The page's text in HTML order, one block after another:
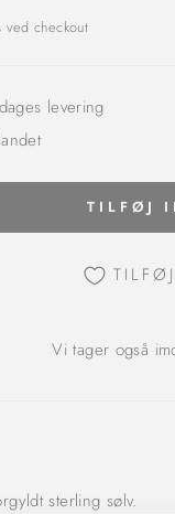
ved checkout
levering
TILFØJ
Vi tager også
sterling sølv.